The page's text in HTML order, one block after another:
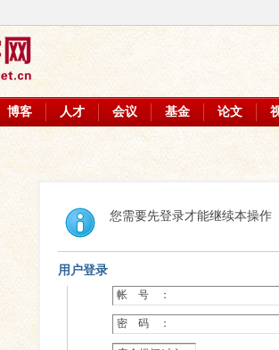
博客 人才 会议 基金 论文
您需要先登录才能继续本操作
用户登录
帐 号 ：
密 码 ：